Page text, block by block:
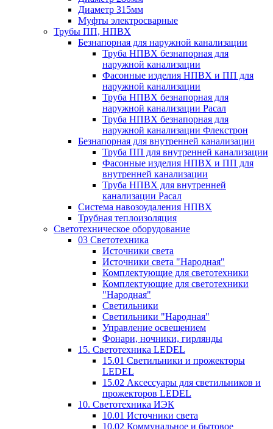
Диаметр 315мм
Муфты электросварные
Трубы ПП, НПВХ
Безнапорная для наружной канализации
Труба НПВХ безнапорная для
наружной канализации
Фасонные изделия НПВХ и ПП для
наружной канализации
Труба НПВХ безнапорная для
наружной канализации Расал
Труба НПВХ безнапорная для
наружной канализации Флекстрон
Безнапорная для внутренней канализации
Труба ПП для внутренней канализации
Фасонные изделия НПВХ и ПП для
внутренней канализации
Труба НПВХ для внутренней
канализации Расал
Система навозоудаления НПВХ
Трубная теплоизоляция
Светотехническое оборудование
03 Светотехника
Источники света
Источники света "Народная"
Комплектующие для светотехники
Комплектующие для светотехники
"Народная"
Светильники
Светильники "Народная"
Управление освещением
Фонари, ночники, гирлянды
15. Светотехника LEDEL
15.01 Светильники и прожекторы
LEDEL
15.02 Аксессуары для светильников и
прожекторов LEDEL
10. Светотехника ИЭК
10.01 Источники света
10.02 Коммунальное и бытовое